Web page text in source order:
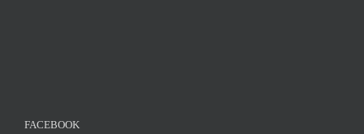
FACEBOOK